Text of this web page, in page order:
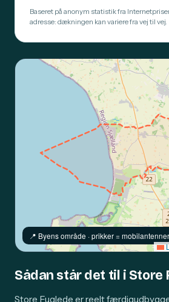
Baseret på anonym statistik fra
adresse: dækningen kan variere fra vej til vej.
📍️ Byens område · prikker = mobilantenner
Sådan står det til i Store
Store Fuglede er reelt